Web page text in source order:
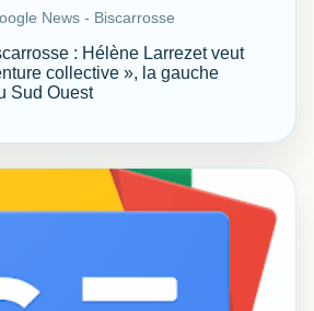
News - Biscarrosse
: Hélène Larrezet veut
collective », la gauche
Sud Ouest